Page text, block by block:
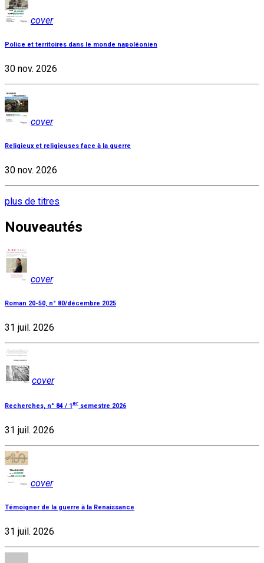
cover
Police et territoires dans le monde napoléonien
30 nov. 2026
cover
Religieux et religieuses face à la guerre
30 nov. 2026
plus de titres
Nouveautés
cover
Roman 20-50, n° 80/décembre 2025
31 juil. 2026
cover
Recherches, n° 84 / 1 er semestre 2026
31 juil. 2026
cover
Témoigner de la guerre à la Renaissance
31 juil. 2026